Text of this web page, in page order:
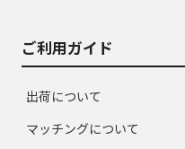
ご利用ガイド
出荷について
マッチングについて